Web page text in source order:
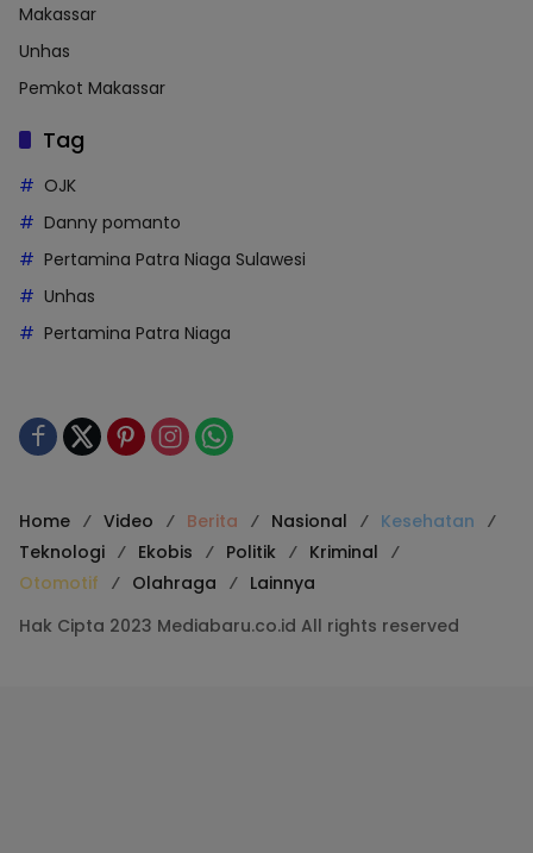
Makassar
Unhas
Pemkot Makassar
Tag
OJK
Danny pomanto
Pertamina Patra Niaga Sulawesi
Unhas
Pertamina Patra Niaga
Home Video Berita Nasional
Kesehatan
Teknologi
Ekobis Politik
Kriminal
Otomotif
Olahraga
Lainnya
Hak Cipta 2023 Mediabaru.co.id All rights reserved